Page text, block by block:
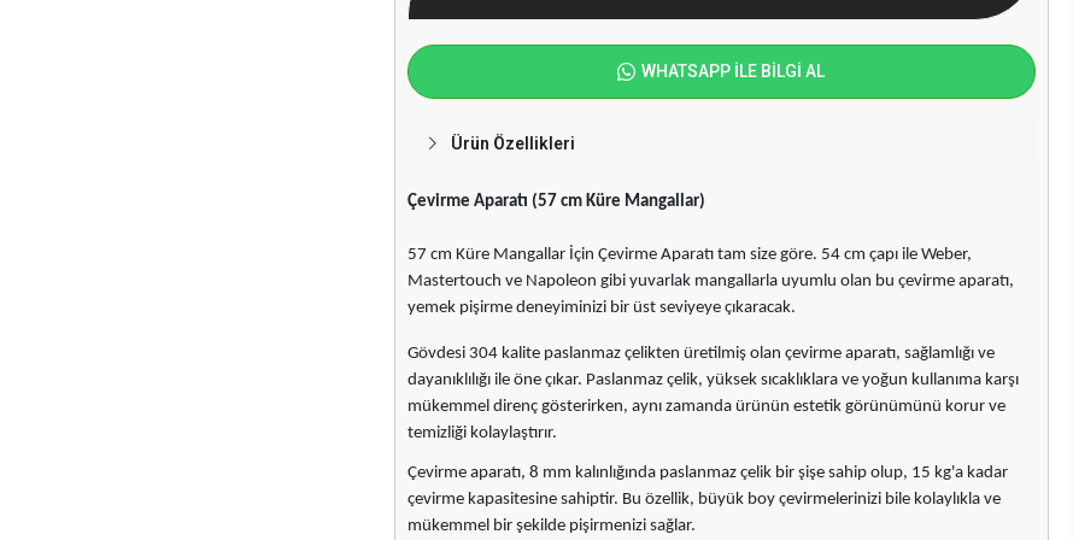
WHATSAPP İLE BİLGİ AL
Ürün Özellikleri
Çevirme Aparatı (57 cm Küre Mangallar)
57 cm Küre Mangallar İçin Çevirme Aparatı tam size göre. 54 cm çapı ile Weber,
Mastertouch ve Napoleon gibi yuvarlak mangallarla uyumlu olan bu çevirme aparatı,
yemek pişirme deneyiminizi bir üst seviyeye çıkaracak.
Gövdesi 304 kalite paslanmaz çelikten üretilmiş olan çevirme aparatı, sağlamlığı ve
dayanıklılığı ile öne çıkar. Paslanmaz çelik, yüksek sıcaklıklara ve yoğun kullanıma karşı
mükemmel direnç gösterirken, aynı zamanda ürünün estetik görünümünü korur ve
temizliği kolaylaştırır.
Çevirme aparatı, 8 mm kalınlığında paslanmaz çelik bir şişe sahip olup, 15 kg'a kadar
çevirme kapasitesine sahiptir. Bu özellik, büyük boy çevirmelerinizi bile kolaylıkla ve
mükemmel bir şekilde pişirmenizi sağlar.